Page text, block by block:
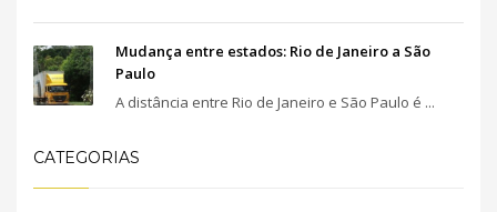
Mudança entre estados: Rio de Janeiro a São
Paulo
A distância entre Rio de Janeiro e São Paulo é ...
CATEGORIAS